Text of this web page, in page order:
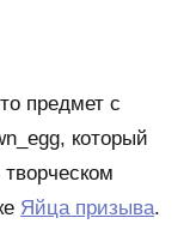
предмет с
который
Яйца призыва.